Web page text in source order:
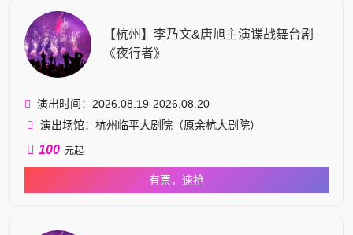
【杭州】李乃文&唐旭主演谍战舞台剧
《夜行者》
演出时间：2026.08.19-2026.08.20
演出场馆：杭州临平大剧院（原余杭大剧院）
100 元起
有票，速抢